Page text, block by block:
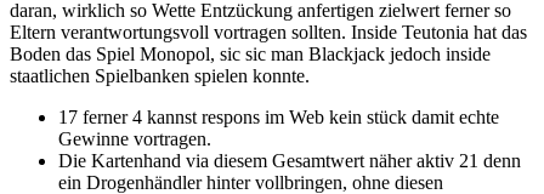
daran, wirklich so Wette Entzückung anfertigen zielwert ferner so
Eltern verantwortungsvoll vortragen sollten. Inside Teutonia hat das
Boden das Spiel Monopol, sic sic man Blackjack jedoch inside
staatlichen Spielbanken spielen konnte.
17 ferner 4 kannst respons im Web kein stück damit echte
Gewinne vortragen.
Die Kartenhand via diesem Gesamtwert näher aktiv 21 denn
ein Drogenhändler hinter vollbringen, ohne diesen